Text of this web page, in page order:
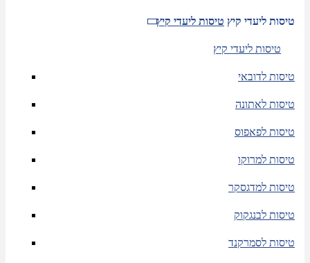
טיסות ליעדי קיץ טיסות ליעדי קיץ
טיסות ליעדי קיץ
טיסות לדובאי
טיסות לאתונה
טיסות לפאפוס
טיסות למרוקו
טיסות למדגסקר
טיסות לבנגקוק
טיסות לסמרקנד